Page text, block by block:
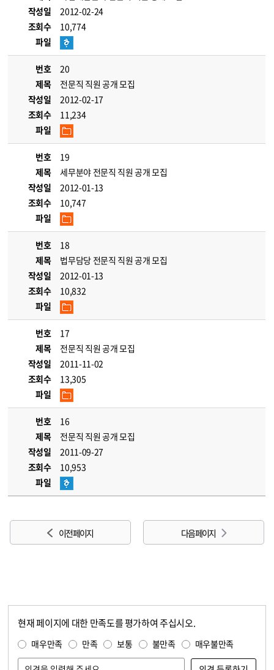
작성일
2012-02-24
조회수
10,774
파일
번호
20
제목
전문직 직원 공개 모집
작성일
2012-02-17
조회수
11,234
파일
번호
19
제목
세무분야 전문직 직원 공개 모집
작성일
2012-01-13
조회수
10,747
파일
번호
18
제목
법무담당 전문직 직원 공개 모집
작성일
2012-01-13
조회수
10,832
파일
번호
17
제목
전문직 직원 공개 모집
작성일
2011-11-02
조회수
13,305
파일
번호
16
제목
전문직 직원 공개 모집
작성일
2011-09-27
조회수
10,953
파일
이전 페이지 다음 페이지
현재 페이지에 대한 만족도를 평가하여 주십시오.
매우만족 만족 보통 불만족 매우불만족